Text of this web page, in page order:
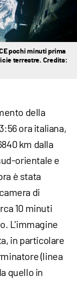
pochi minuti prima
terrestre. Credits:
della
ora italiana,
km dalla
orientale e
è stata
di
10 minuti
L'immagine
in particolare
(linea
quello in